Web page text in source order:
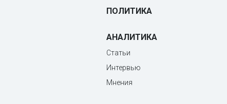
ПОЛИТИКА
АНАЛИТИКА
Статьи
Интервью
Мнения